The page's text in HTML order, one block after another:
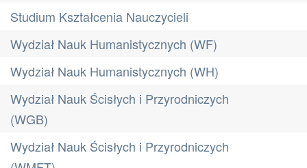
Studium Kształcenia Nauczycieli
Wydział Nauk Humanistycznych (WF)
Wydział Nauk Humanistycznych (WH)
Wydział Nauk Ścisłych i Przyrodniczych
(WGB)
Wydział Nauk Ścisłych i Przyrodniczych